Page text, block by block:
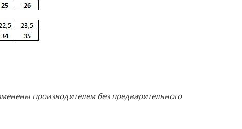
производителем без предварительного